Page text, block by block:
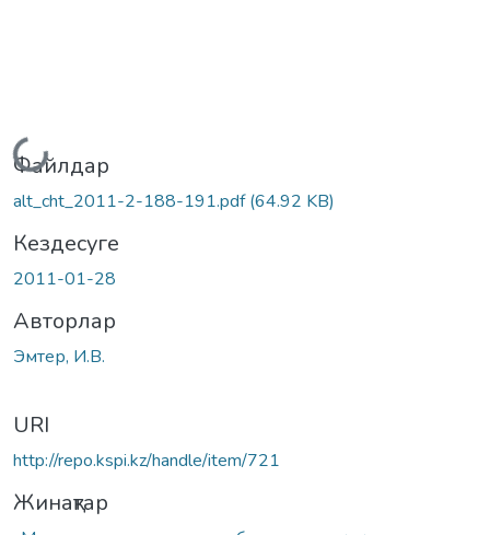
Жүктеу...
Файлдар
alt_cht_2011-2-188-191.pdf(64.92 KB)
Кездесуге
2011-01-28
Авторлар
Эмтер, И.В.
URI
http://repo.kspi.kz/handle/item/721
Жинақтар